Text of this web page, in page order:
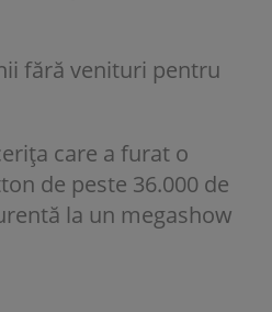
fără venituri pentru
care a furat o
de peste 36.000 de
la un megashow